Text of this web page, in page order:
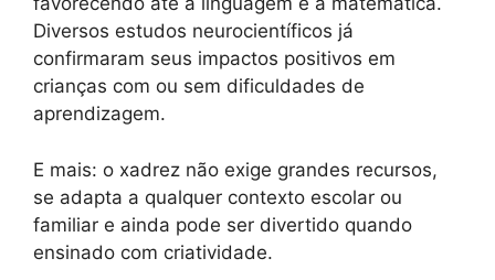
Diversos estudos neurocientíficos já
confirmaram seus impactos positivos em
crianças com ou sem dificuldades de
aprendizagem.
E mais: o xadrez não exige grandes recursos,
se adapta a qualquer contexto escolar ou
familiar e ainda pode ser divertido quando
ensinado com criatividade.